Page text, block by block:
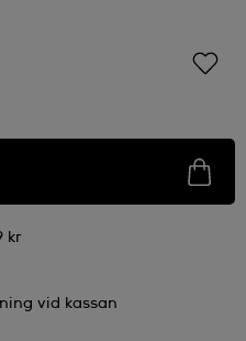
kr
vid kassan